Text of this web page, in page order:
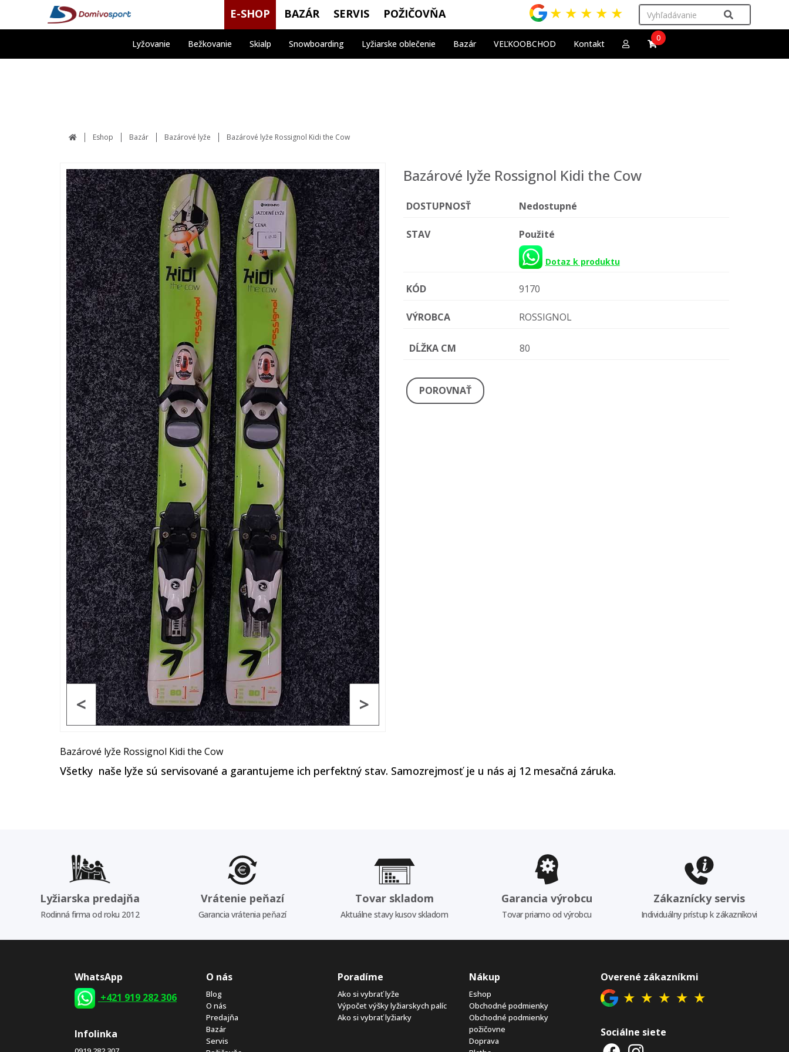
E-SHOP BAZÁR SERVIS POŽIČOVŇA ★ ★ ★ ★ ★
Lyžovanie Bežkovanie Skialp Snowboarding Lyžiarske oblečenie Bazár VEĽKOOBCHOD Kontakt
0
Eshop Bazár Bazárové lyže Bazárové lyže Rossignol Kidi the Cow
>
<
Bazárové lyže Rossignol Kidi the Cow
DOSTUPNOSŤ Nedostupné
STAV Použité
Dotaz k produktu
KÓD 9170
VÝROBCA ROSSIGNOL
DĹŽKA CM 80
POROVNAŤ
Bazárové lyže Rossignol Kidi the Cow
Všetky naše lyže sú servisované a garantujeme ich perfektný stav. Samozrejmosť je u nás aj 12 mesačná záruka.
Lyžiarska predajňa
Rodinná firma od roku 2012
Vrátenie peňazí
Garancia vrátenia peňazí
Tovar skladom
Aktuálne stavy kusov skladom
Garancia výrobcu
Tovar priamo od výrobcu
Zákaznícky servis
Individuálny prístup k zákazníkovi
WhatsApp
+421 919 282 306
Infolinka
O nás
Blog
O nás
Predajňa
Bazár
Servis
Poradíme
Ako si vybrať lyže
Výpočet výšky lyžiarskych palíc
Ako si vybrať lyžiarky
Nákup
Eshop
Obchodné podmienky
Obchodné podmienky
požičovne
Doprava
Overené zákazníkmi
★ ★ ★ ★ ★
Sociálne siete